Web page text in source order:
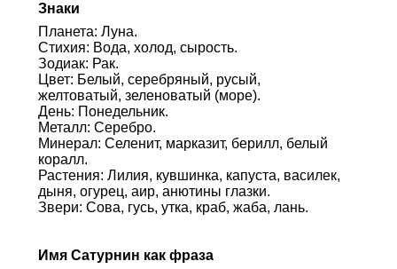
Знаки
Планета: Луна.
Стихия: Вода, холод, сырость.
Зодиак: Рак.
Цвет: Белый, серебряный, русый,
желтоватый, зеленоватый (море).
День: Понедельник.
Металл: Серебро.
Минерал: Селенит, марказит, берилл, белый
коралл.
Растения: Лилия, кувшинка, капуста, василек,
дыня, огурец, аир, анютины глазки.
Звери: Сова, гусь, утка, краб, жаба, лань.
Имя Сатурнин как фраза